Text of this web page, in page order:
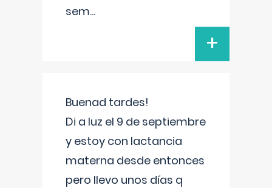
sem...
+
Buenad tardes!
Di a luz el 9 de septiembre
y estoy con lactancia
materna desde entonces
pero llevo unos días q